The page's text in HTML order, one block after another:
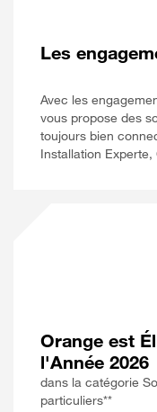
Les
Avec les
vous propose des
toujours bien
Installation
Orange est
l'Année 2026
dans la catégorie
particuliers**